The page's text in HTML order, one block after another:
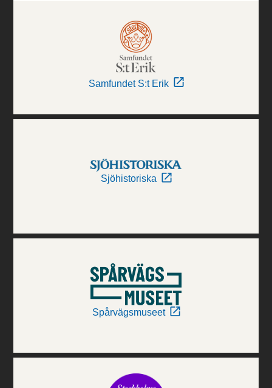
Samfundet S:t Erik
Sjöhistoriska
Spårvägsmuseet